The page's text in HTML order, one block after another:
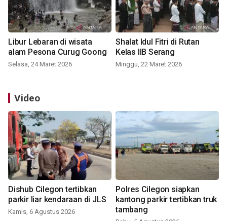
Libur Lebaran di wisata
alam Pesona Curug Goong
Selasa, 24 Maret 2026
Shalat Idul Fitri di Rutan
Kelas IIB Serang
Minggu, 22 Maret 2026
Video
Dishub Cilegon tertibkan
parkir liar kendaraan di JLS
Kamis, 6 Agustus 2026
Polres Cilegon siapkan
kantong parkir tertibkan truk
tambang